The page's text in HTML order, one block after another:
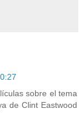
sobre el tema
de Clint Eastwood